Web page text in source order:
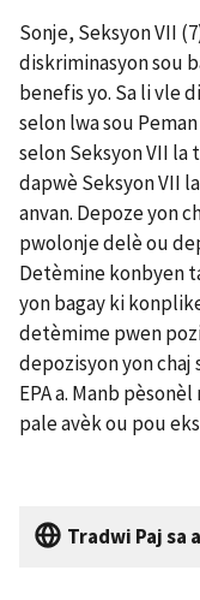
Sonje, Seksyon VII
diskriminasyon sou
benefis yo. Sa li vle
selon lwa sou
selon Seksyon VII
dapwè Seksyon VII
anvan. Depoze yon
pwolonje delè ou
Detèmine konbyen
yon bagay ki
detèmime pwen
depozisyon yon chaj
EPA a. Manb
pale avèk ou pou
Tradwi Paj sa a